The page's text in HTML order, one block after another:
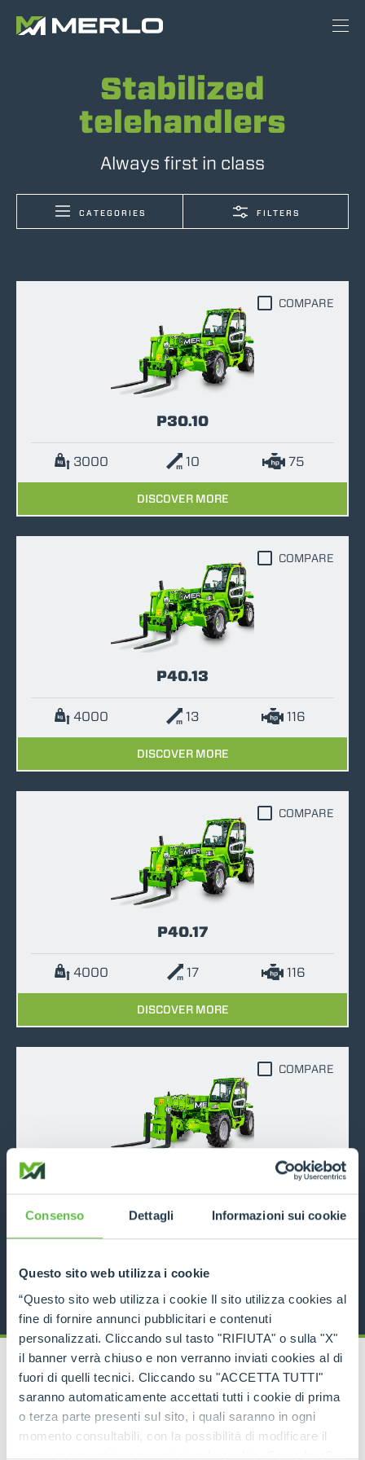
Consenso Dettagli Informazioni sui cookie
Questo sito web utilizza i cookie
“Questo sito web utilizza i cookie Il sito utilizza cookies al
fine di fornire annunci pubblicitari e contenuti
personalizzati. Cliccando sul tasto "RIFIUTA" o sulla "X"
il banner verrà chiuso e non verranno inviati cookies al di
fuori di quelli tecnici. Cliccando su "ACCETTA TUTTI"
saranno automaticamente accettati tutti i cookie di prima
o terza parte presenti sul sito, i quali saranno in ogni
momento consultabili, con la possibilità di modificare il
consenso prestato per ogni singolo cookie. Come fare?
Stabilized
telehandlers
Always first in class
CATEGORIES FILTERS
P30.10
3000 10 75
DISCOVER MORE
COMPARE
P40.13
4000 13 116
DISCOVER MORE
COMPARE
P40.17
4000 17 116
DISCOVER MORE
COMPARE
COMPARE
RELATED PRODUCTS
Telehandlers